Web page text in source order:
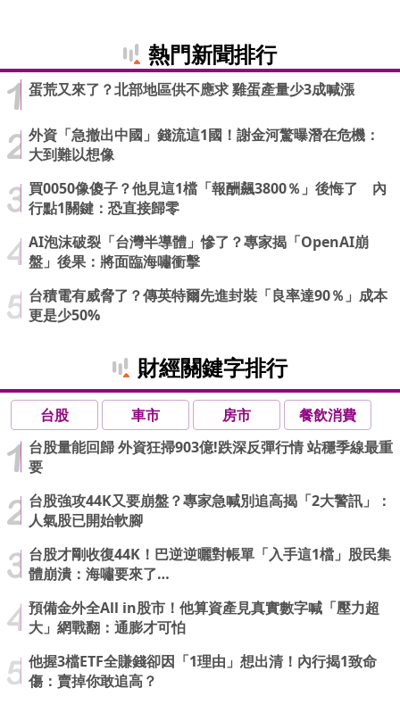
熱門新聞排行
蛋荒又來了？北部地區供不應求 雞蛋產量少3成喊漲
外資「急撤出中國」錢流這1國！謝金河驚曝潛在危機：
大到難以想像
買0050像傻子？他見這1檔「報酬飆3800％」後悔了 內
行點1關鍵：恐直接歸零
AI泡沫破裂「台灣半導體」慘了？專家揭「OpenAI崩
盤」後果：將面臨海嘯衝擊
台積電有威脅了？傳英特爾先進封裝「良率達90％」成本
更是少50%
財經關鍵字排行
台股 車市 房市
餐飲消費
台股量能回歸 外資狂掃903億!跌深反彈行情 站穩季線最重
要
台股強攻44K又要崩盤？專家急喊別追高揭「2大警訊」：
人氣股已開始軟腳
台股才剛收復44K！巴逆逆曬對帳單「入手這1檔」股民集
體崩潰：海嘯要來了…
預備金外全All in股市！他算資產見真實數字喊「壓力超
大」網戰翻：通膨才可怕
他握3檔ETF全賺錢卻因「1理由」想出清！內行揭1致命
傷：賣掉你敢追高？